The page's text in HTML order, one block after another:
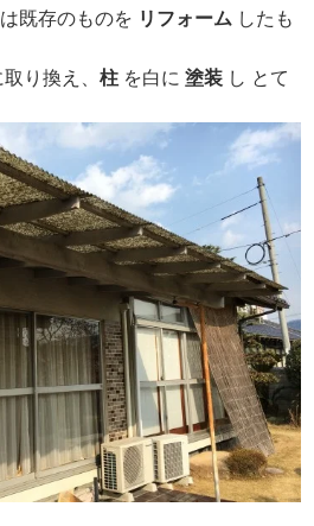
は既存のものを リ フォーム したも
取り換え、柱 を白に塗装 し とて